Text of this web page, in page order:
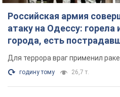
Российская армия
атаку на Одессу: горела
города, есть
Для террора враг применил
годину тому 26,7 т.